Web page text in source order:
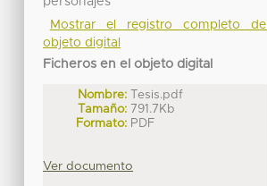
Mostrar el registro completo del
objeto digital
Ficheros en el objeto digital
Nombre:
Tesis.pdf
Tamaño: 791.7Kb
Formato: PDF
Ver documento